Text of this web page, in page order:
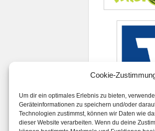
Cookie-
Um dir ein optimales Erlebnis zu bieten,
Geräteinformationen zu speichern und/oder
Technologien zustimmst, können wir Daten wie
dieser Website verarbeiten. Wenn du deine